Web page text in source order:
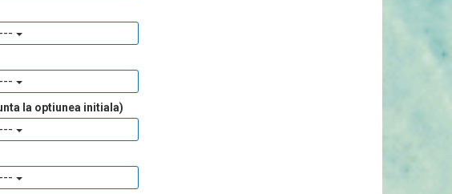
la optiunea initiala)